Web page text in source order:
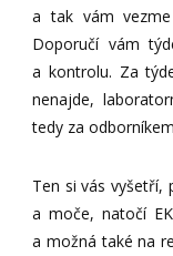
a tak vám
Doporučí vám
a kontrolu. Za
nenajde,
tedy za
Ten si vás vyšetří,
a moče, natočí
a možná také na